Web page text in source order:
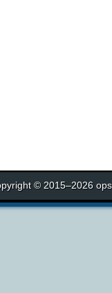
© 2015–2026